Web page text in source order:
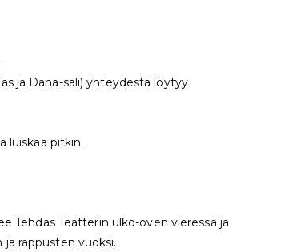
ja Dana-sali) yhteydestä löytyy
luiskaa pitkin.
Tehdas Teatterin ulko-oven vieressä ja
rappusten vuoksi.